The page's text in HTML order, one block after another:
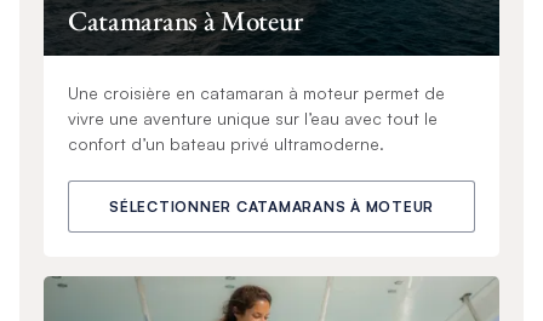
Catamarans à Moteur
Une croisière en catamaran à moteur permet de
vivre une aventure unique sur l’eau avec tout le
confort d’un bateau privé ultramoderne.
SÉLECTIONNER CATAMARANS À MOTEUR